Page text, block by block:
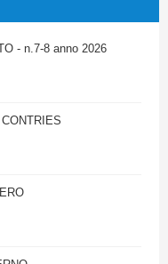
- n.7-8 anno 2026